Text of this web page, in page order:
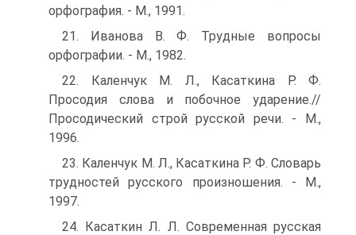
орфография. - М., 1991.
21. Иванова В. Ф. Трудные вопросы
орфографии. - М., 1982.
22. Каленчук М. Л., Касаткина Р. Ф.
Просодия слова и побочное ударение.//
Просодический строй русской речи. - М.,
1996.
23. Каленчук М. Л., Касаткина Р. Ф. Словарь
трудностей русского произношения. - М.,
1997.
24. Касаткин Л. Л. Современная русская